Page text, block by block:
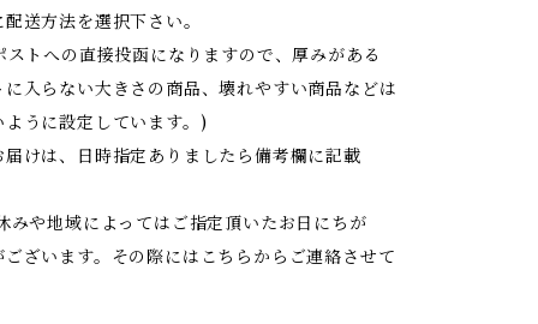
送方法を選択下さい。
トへの直接投函になりますので、厚みがある
入らない大きさの商品、壊れやすい商品などは
うに設定しています。)
けは、日時指定ありましたら備考欄に記載
や地域によってはご指定頂いたお日にちが
ざいます。その際にはこちらからご連絡させて